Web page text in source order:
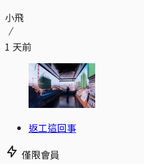
小飛
1 天前
返工這回事
僅限會員